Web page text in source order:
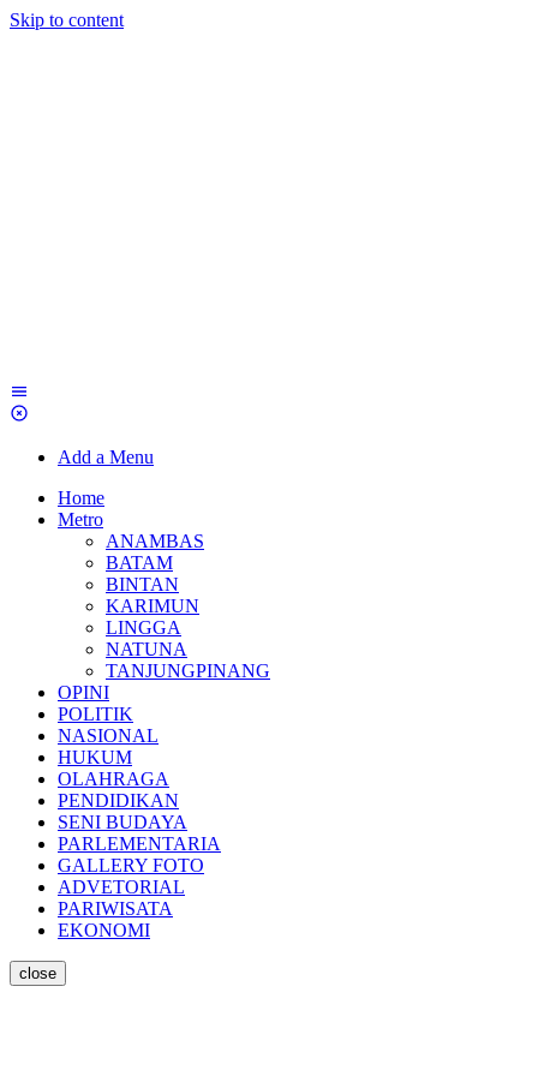
Skip to content
Add a Menu
Home
Metro
ANAMBAS
BATAM
BINTAN
KARIMUN
LINGGA
NATUNA
TANJUNGPINANG
OPINI
POLITIK
NASIONAL
HUKUM
OLAHRAGA
PENDIDIKAN
SENI BUDAYA
PARLEMENTARIA
GALLERY FOTO
ADVETORIAL
PARIWISATA
EKONOMI
close